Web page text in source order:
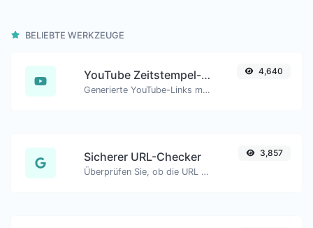
BELIEBTE WERKZEUGE
YouTube Zeitstempel-Link-Generator
Generierte YouTube-Links mit genauem Startzeitstempel, hilfreich für mobile Nutzer.
4,640
Sicherer URL-Checker
Überprüfen Sie, ob die URL von Google als gesperrt und als sicher/unsicher gekennzeichnet ist.
3,857